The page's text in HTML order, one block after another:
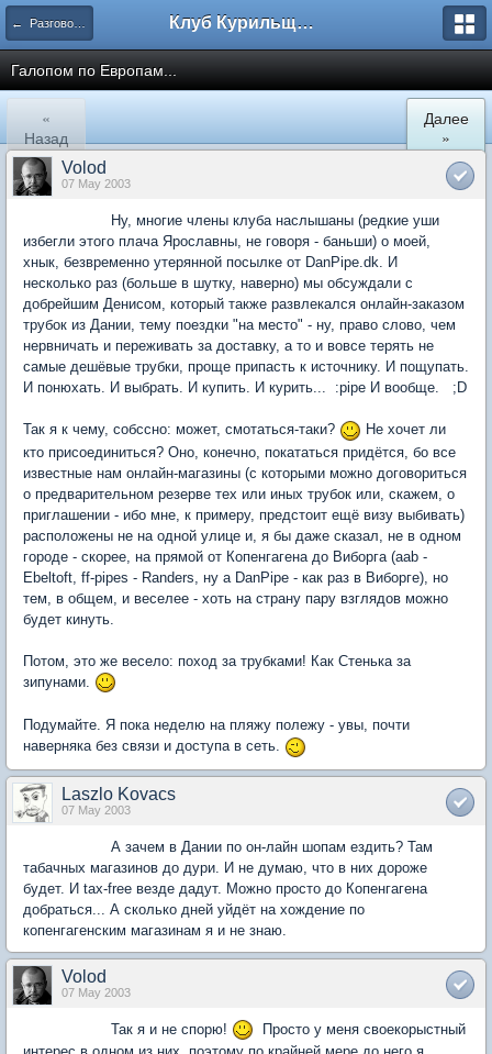
← Разговоры за трубочкой.... Клуб Курильщиков Трубки
Галопом по Европам...
«
Назад
Далее
»
Volod
07 May 2003
Ну, многие члены клуба наслышаны (редкие уши
избегли этого плача Ярославны, не говоря - баньши) о моей,
хнык, безвременно утерянной посылке от DanPipe.dk. И
несколько раз (больше в шутку, наверно) мы обсуждали с
добрейшим Денисом, который также развлекался онлайн-заказом
трубок из Дании, тему поездки "на место" - ну, право слово, чем
нервничать и переживать за доставку, а то и вовсе терять не
самые дешёвые трубки, проще припасть к источнику. И пощупать.
И понюхать. И выбрать. И купить. И курить... :pipe И вообще. ;D
Так я к чему, собссно: может, смотаться-таки?
Не хочет ли
кто присоединиться? Оно, конечно, покататься придётся, бо все
известные нам онлайн-магазины (с которыми можно договориться
о предварительном резерве тех или иных трубок или, скажем, о
приглашении - ибо мне, к примеру, предстоит ещё визу выбивать)
расположены не на одной улице и, я бы даже сказал, не в одном
городе - скорее, на прямой от Копенгагена до Виборга (aab -
Ebeltoft, ff-pipes - Randers, ну а DanPipe - как раз в Виборге), но
тем, в общем, и веселее - хоть на страну пару взглядов можно
будет кинуть.
Потом, это же весело: поход за трубками! Как Стенька за
зипунами.
Подумайте. Я пока неделю на пляжу полежу - увы, почти
наверняка без связи и доступа в сеть.
Laszlo Kovacs
07 May 2003
А зачем в Дании по он-лайн шопам ездить? Там
табачных магазинов до дури. И не думаю, что в них дороже
будет. И tax-free везде дадут. Можно просто до Копенгагена
добраться... А сколько дней уйдёт на хождение по
копенгагенским магазинам я и не знаю.
Volod
07 May 2003
Так я и не спорю!
Просто у меня своекорыстный